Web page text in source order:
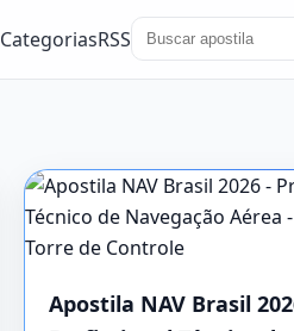
CategoriasRSS
Apostila NAV Brasil